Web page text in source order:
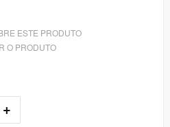
ESTE PRODUTO
O PRODUTO